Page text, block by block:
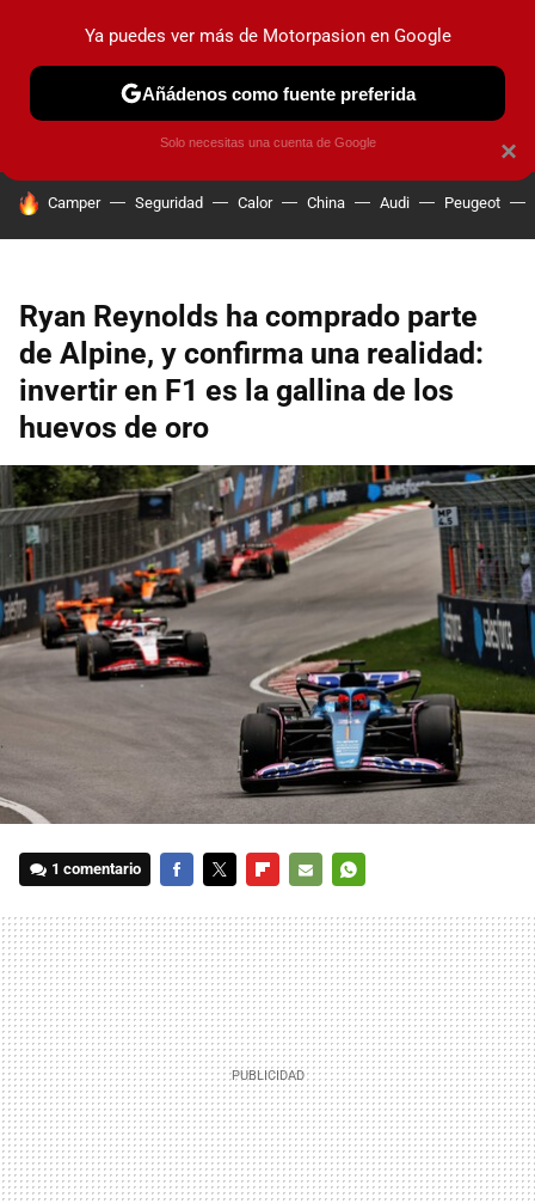
PRUEBAS COCHES ELÉCTRICOS OBSERVATORIO
HOY SE HABLA DE
Camper Seguridad Calor China Audi Peugeot
Ryan Reynolds ha comprado parte
de Alpine, y confirma una realidad:
invertir en F1 es la gallina de los
huevos de oro
1 comentario
MAIL
×
Ya puedes ver más de Motorpasion en Google
Añádenos como fuente preferida
Solo necesitas una cuenta de Google